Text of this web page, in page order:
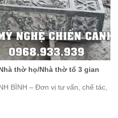
thờ họ/Nhà thờ tổ 3 gian
BÌNH – Đơn vị tư vấn, chế tác,